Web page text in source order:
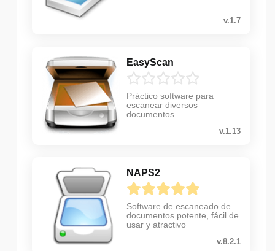
v.1.7
EasyScan
Práctico software para
escanear diversos
documentos
v.1.13
NAPS2
Software de escaneado de
documentos potente, fácil de
usar y atractivo
v.8.2.1